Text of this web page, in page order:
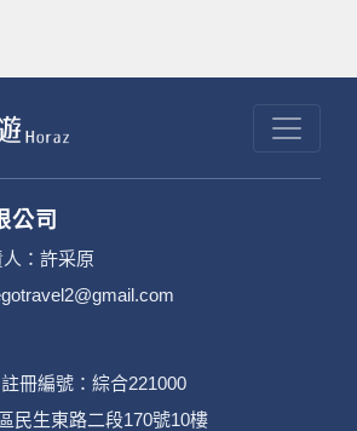
公司
：許采原
冊編號：綜合221000
民生東路二段170號10樓